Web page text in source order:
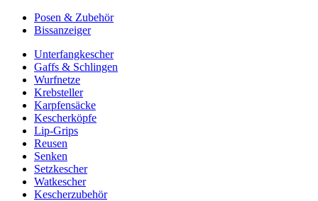
Posen & Zubehör
Bissanzeiger
Unterfangkescher
Gaffs & Schlingen
Wurfnetze
Krebsteller
Karpfensäcke
Kescherköpfe
Lip-Grips
Reusen
Senken
Setzkescher
Watkescher
Kescherzubehör